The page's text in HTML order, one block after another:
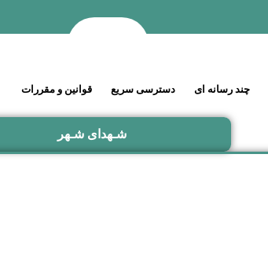
چند رسانه ای دسترسی سریع قوانین و مقررات
شـهدای شـهر